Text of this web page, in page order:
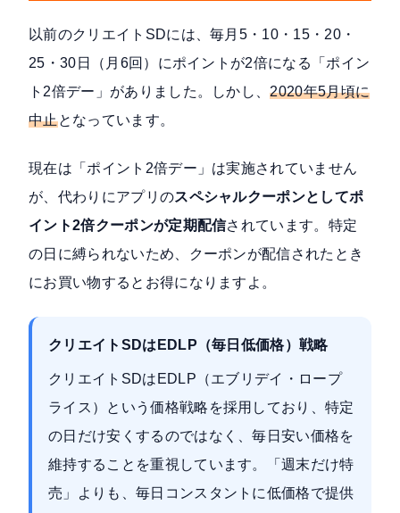
以前のクリエイトSDには、毎月5・10・15・20・
25・30日（月6回）にポイントが2倍になる「ポイン
ト2倍デー」 がありました。しかし、2020年5月頃に
中止となっています。
現在は「ポイント2倍デー」は実施されていません
が、代わりにアプリのスペシャルクーポンとしてポ
イント2倍クーポンが定期配信されています。特定
の日に縛られないため、クーポンが配信されたとき
にお買い物するとお得になりますよ。
クリエイトSDはEDLP（毎日低価格）戦略
クリエイトSDはEDLP（エブリデイ・ロープ
ライス）という価格戦略を採用しており、特定
の日だけ安くするのではなく、毎日安い価格を
維持することを重視しています。「週末だけ特
売」よりも、毎日コンスタントに低価格で提供